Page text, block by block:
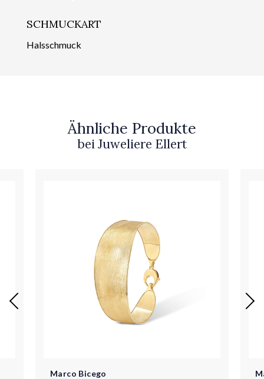
SCHMUCKART
Halsschmuck
Ähnliche Produkte
bei Juweliere Ellert
Marco Bicego